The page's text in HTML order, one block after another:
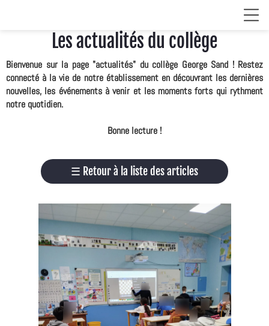
Les actualités du collège
Bienvenue sur la page "actualités" du collège George Sand ! Restez
connecté à la vie de notre établissement en découvrant les dernières
nouvelles, les événements à venir et les moments forts qui rythment
notre quotidien.
Bonne lecture !
☰ Retour à la liste des articles